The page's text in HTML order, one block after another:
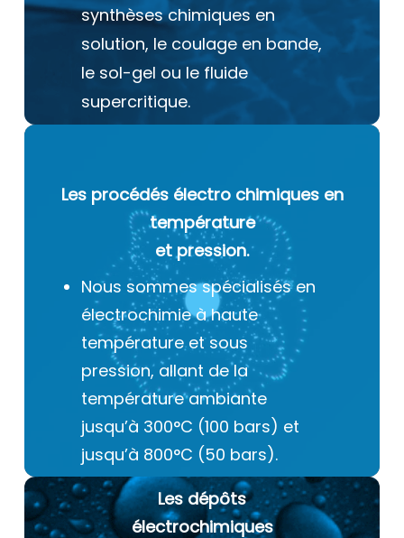
synthèses chimiques en
solution, le coulage en bande,
le sol-gel ou le fluide
supercritique.
Les procédés électro chimiques en
température
et pression.
Nous sommes spécialisés en
électrochimie à haute
température et sous
pression, allant de la
température ambiante
jusqu’à 300°C (100 bars) et
jusqu’à 800°C (50 bars).
Les dépôts
électrochimiques